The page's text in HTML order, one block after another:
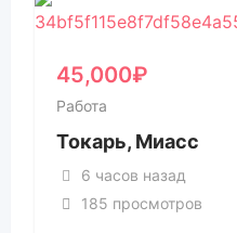
45,000₽
Работа
Токарь, Миасс
6 часов назад
185 просмотров